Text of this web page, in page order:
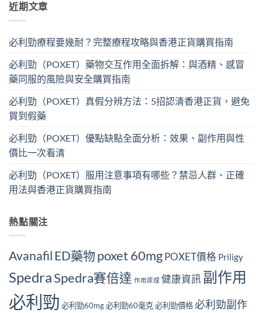
近期文章
必利勁療程要幾耐？完整療程攻略與香港正貨購買指南
必利勁（POXET）藥物交互作用全面拆解：與酒精、感冒
藥同服的風險與安全購買指南
必利勁（POXET）真假分辨方法：5招認清香港正貨，避免
買到假藥
必利勁（POXET）優點缺點全面分析：效果、副作用與性
價比一次看清
必利勁（POXET）服用注意事項有哪些？禁忌人群、正確
用法與香港正貨購買指南
熱點關注
Avanafil ED藥物 poxet 60mg POXET價格 Priligy
SpedraSpedra賽倍達 作用原理 健康資訊 副作用
必利勁 必利勁60mg必利勁60毫克必利勁價格必利勁副作